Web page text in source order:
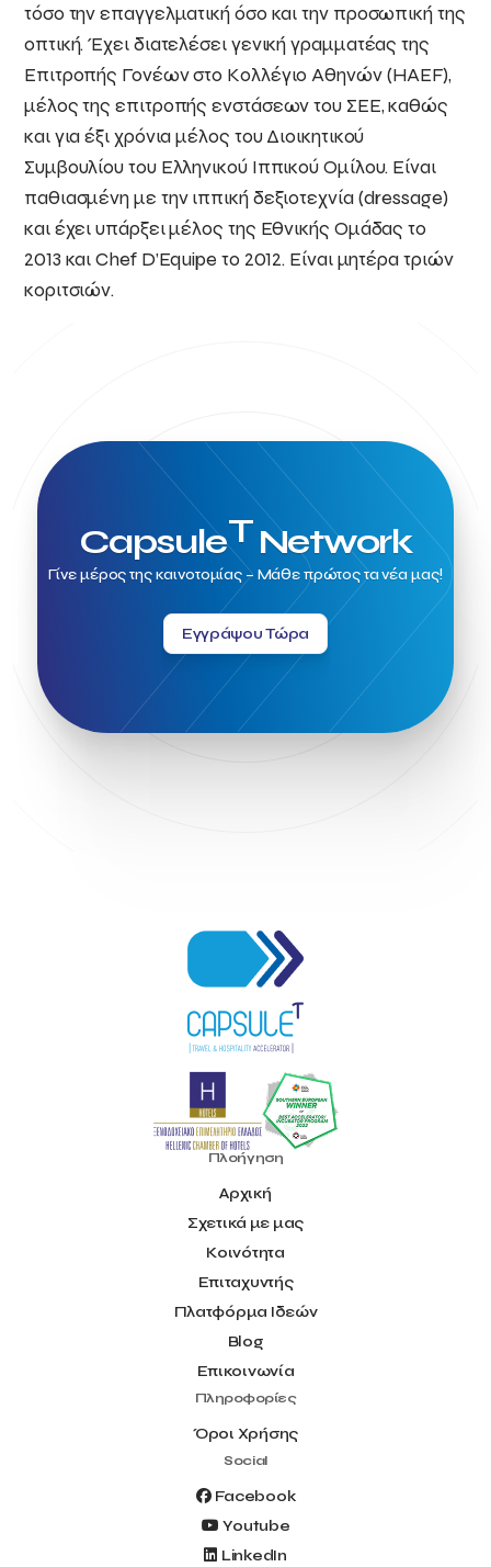
τόσο την επαγγελματική όσο και την προσωπική της
οπτική. Έχει διατελέσει γενική γραμματέας της
Επιτροπής Γονέων στο Κολλέγιο Αθηνών (HAEF),
μέλος της επιτροπής ενστάσεων του ΣΕΕ, καθώς
και για έξι χρόνια μέλος του Διοικητικού
Συμβουλίου του Ελληνικού Ιππικού Ομίλου. Είναι
παθιασμένη με την ιππική δεξιοτεχνία (dressage)
και έχει υπάρξει μέλος της Εθνικής Ομάδας το
2013 και Chef D’Equipe το 2012. Είναι μητέρα τριών
κοριτσιών.
CapsuleTNetwork
Γίνε μέρος της καινοτομίας – Μάθε πρώτος τα νέα μας!
Εγγράψου Τώρα
Πλοήγηση
Αρχική
Σχετικά με μας
Κοινότητα
Επιταχυντής
Πλατφόρμα Ιδεών
Blog
Επικοινωνία
Πληροφορίες
Όροι Χρήσης
Social
Facebook
Youtube
LinkedIn